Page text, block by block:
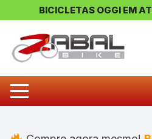
BICICLETAS OGGI EM